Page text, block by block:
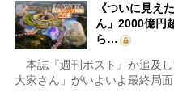
《ついに見え
ん」2000億円
ら…
本誌『週刊ポスト』が追及
大家さん」がいよいよ最終局